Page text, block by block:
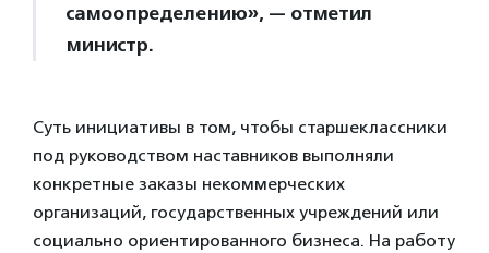
самоопределению», — отметил
министр.
Суть инициативы в том, чтобы старшеклассники
под руководством наставников выполняли
конкретные заказы некоммерческих
организаций, государственных учреждений или
социально ориентированного бизнеса. На работу